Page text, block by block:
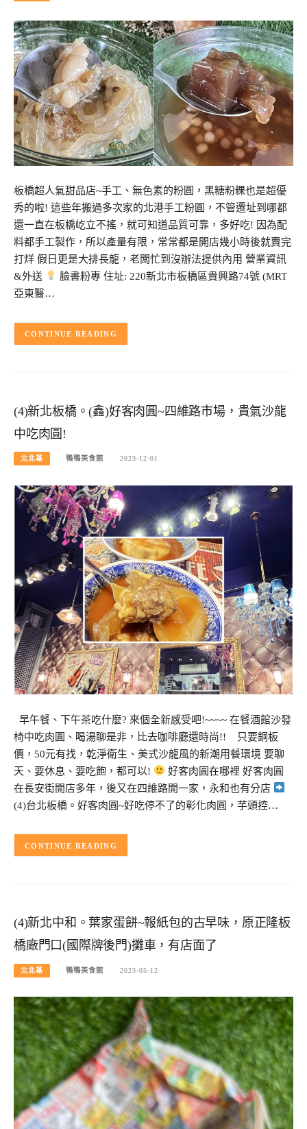
板橋超人氣甜品店~手工、無色素的粉圓，黑糖粉粿也是超優
秀的啦! 這些年搬過多次家的北港手工粉圓，不管遷址到哪都
還一直在板橋屹立不搖，就可知道品質可靠，多好吃! 因為配
料都手工製作，所以產量有限，常常都是開店幾小時後就賣完
打烊 假日更是大排長龍，老闆忙到沒辦法提供內用 營業資訊
&外送
臉書粉專 住址: 220新北市板橋區貴興路74號 (MRT
亞東醫…
CONTINUE READING
(4)新北板橋。(鑫)好客肉圓~四維路市場，貴氣沙龍
中吃肉圓!
北北基 鴨鴨美食館 2023-12-01
早午餐、下午茶吃什麼? 來個全新感受吧!~~~~ 在餐酒館沙發
椅中吃肉圓、喝湯聊是非，比去咖啡廳還時尚!! 只要銅板
價，50元有找，乾淨衛生、美式沙龍風的新潮用餐環境 要聊
天、要休息、要吃飽，都可以!
好客肉圓在哪裡 好客肉圓
在長安街開店多年，後又在四維路開一家，永和也有分店
(4)台北板橋。好客肉圓~好吃停不了的彰化肉圓，芋頭控…
CONTINUE READING
(4)新北中和。葉家蛋餅~報紙包的古早味，原正隆板
橋廠門口(國際牌後門)攤車，有店面了
北北基 鴨鴨美食館 2023-05-12